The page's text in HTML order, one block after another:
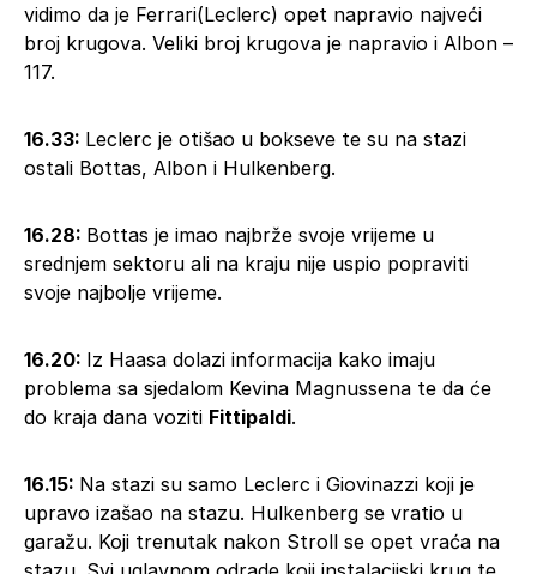
vidimo da je Ferrari(Leclerc) opet napravio najveći
broj krugova. Veliki broj krugova je napravio i Albon –
117.
16.33: Leclerc je otišao u bokseve te su na stazi
ostali Bottas, Albon i Hulkenberg.
16.28: Bottas je imao najbrže svoje vrijeme u
srednjem sektoru ali na kraju nije uspio popraviti
svoje najbolje vrijeme.
16.20: Iz Haasa dolazi informacija kako imaju
problema sa sjedalom Kevina Magnussena te da će
do kraja dana voziti Fittipaldi.
16.15: Na stazi su samo Leclerc i Giovinazzi koji je
upravo izašao na stazu. Hulkenberg se vratio u
garažu. Koji trenutak nakon Stroll se opet vraća na